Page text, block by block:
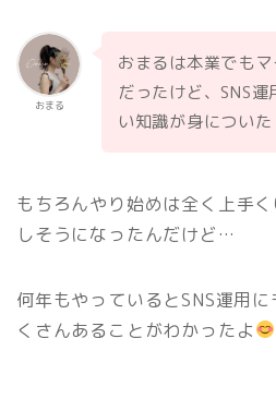
おまる
おまるは本業でも
だったけど、SNS
い知識が身についた
もちろんやり始めは全く上手
しそうになったんだけど…
何年もやっているとSNS運用
くさんあることがわかったよ